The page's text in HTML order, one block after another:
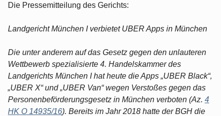
Die Pressemitteilung des Gerichts:
Landgericht München I verbietet UBER Apps in München
Die unter anderem auf das Gesetz gegen den unlauteren
Wettbewerb spezialisierte 4. Handelskammer des
Landgerichts München I hat heute die Apps „UBER Black“,
„UBER X“ und „UBER Van“ wegen Verstoßes gegen das
Personenbeförderungsgesetz in München verboten (Az. 4
HK O 14935/16). Bereits im Jahr 2018 hatte der BGH die